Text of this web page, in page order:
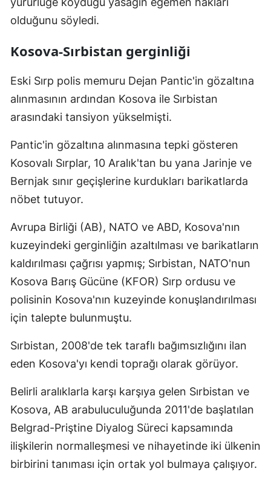
Manisa
Mardin
Muş
Nevşehir
Rize
Sakarya
Sinop
Sivas
Tekirdağ
Tokat
Trabzon
Tunceli
olduğunu söyledi.
Kosova-Sırbistan gerginliği
Eski Sırp polis memuru Dejan Pantic'in gözaltına
alınmasının ardından Kosova ile Sırbistan
arasındaki tansiyon yükselmişti.
Pantic'in gözaltına alınmasına tepki gösteren
Kosovalı Sırplar, 10 Aralık'tan bu yana Jarinje ve
Bernjak sınır geçişlerine kurdukları barikatlarda
nöbet tutuyor.
Avrupa Birliği (AB), NATO ve ABD, Kosova'nın
kuzeyindeki gerginliğin azaltılması ve barikatların
kaldırılması çağrısı yapmış; Sırbistan, NATO'nun
Kosova Barış Gücüne (KFOR) Sırp ordusu ve
polisinin Kosova'nın kuzeyinde konuşlandırılması
için talepte bulunmuştu.
Sırbistan, 2008'de tek taraflı bağımsızlığını ilan
eden Kosova'yı kendi toprağı olarak görüyor.
Belirli aralıklarla karşı karşıya gelen Sırbistan ve
Kosova, AB arabuluculuğunda 2011'de başlatılan
Belgrad-Priştine Diyalog Süreci kapsamında
ilişkilerin normalleşmesi ve nihayetinde iki ülkenin
birbirini tanıması için ortak yol bulmaya çalışıyor.​​​